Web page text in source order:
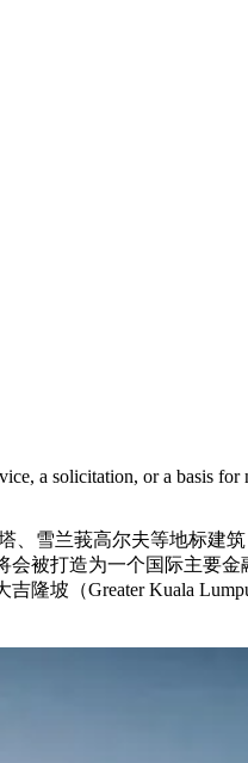
a solicitation, or a basis
雪兰莪高尔夫等地标建
被打造为一个国际主要
坡（Greater Kuala